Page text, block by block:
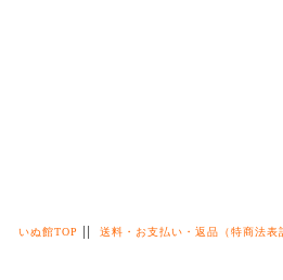
いぬ館TOP || 送料・お支払い・返品（特商法表